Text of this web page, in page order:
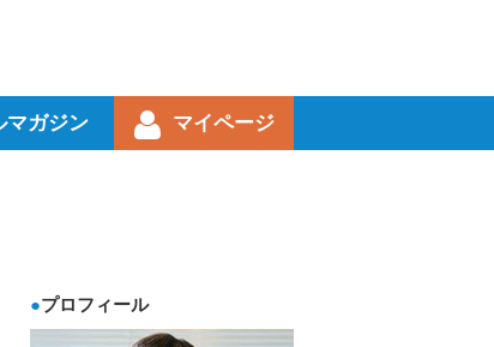
マガジン マイページ
プロフィール